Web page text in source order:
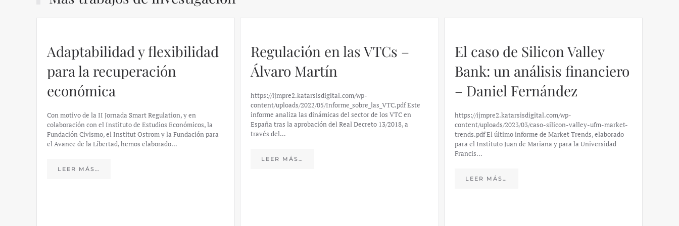
Adaptabilidad y flexibilidad
para la recuperación
económica
Con motivo de la II Jornada Smart Regulation, y en
colaboración con el Instituto de Estudios Económicos, la
Fundación Civismo, el Institut Ostrom y la Fundación para
el Avance de la Libertad, hemos elaborado…
LEER MÁS…
Regulación en las VTCs –
Álvaro Martín
https://ijmpre2.katarsisdigital.com/wp-
content/uploads/2022/05/Informe_sobre_las_VTC.pdf Este
informe analiza las dinámicas del sector de los VTC en
España tras la aprobación del Real Decreto 13/2018, a
través del…
LEER MÁS…
El caso de Silicon Valley
Bank: un análisis financiero
– Daniel Fernández
https://ijmpre2.katarsisdigital.com/wp-
content/uploads/2023/03/caso-silicon-valley-ufm-market-
trends.pdf El último informe de Market Trends, elaborado
para el Instituto Juan de Mariana y para la Universidad
Francis…
LEER MÁS…